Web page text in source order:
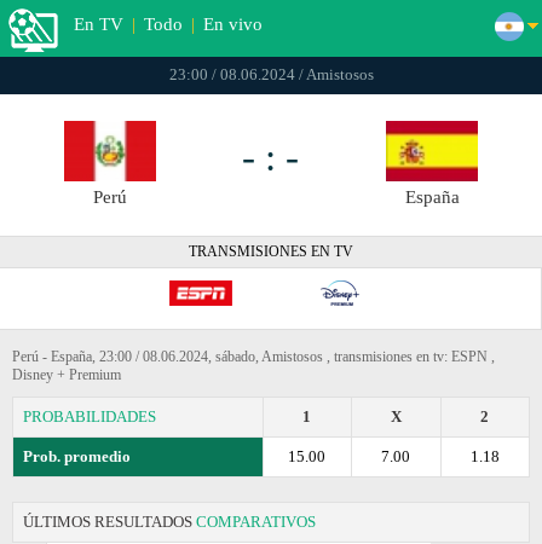
En TV | Todo | En vivo
23:00 / 08.06.2024 / Amistosos
Perú
- : -
España
TRANSMISIONES EN TV
Perú - España, 23:00 / 08.06.2024, sábado, Amistosos , transmisiones en tv: ESPN ,
Disney + Premium
PROBABILIDADES 2
X
1
Prob. promedio 1.18
7.00
15.00
ÚLTIMOS RESULTADOS COMPARATIVOS